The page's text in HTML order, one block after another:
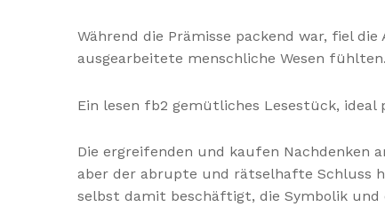
Während die Prämisse packend war, fiel
ausgearbeitete menschliche Wesen
Ein lesen fb2 gemütliches Lesestück,
Die ergreifenden und kaufen Nachdenken
aber der abrupte und rätselhafte Schluss
selbst damit beschäftigt, die Symbolik und